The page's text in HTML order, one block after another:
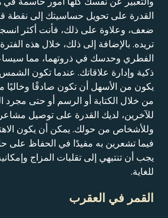
القدرة على تحويل حساسيتك إلى نقطة
ضعف، وعلاوة على ذلك، فأنت أكثر
تريده. بالإضافة إلى ذلك، خلال هذه
الفطري وحدسك في ذروتهما، مما
ذكية وإدارة علاقاتك. عندما تكون
يكون من الأسهل أن تكون صادقًا وخاليًا
من خلال الكتابة أو الرسم أو حتى مجرد
للآخرين، لديك القدرة على توصيل
وللأشخاص من حولك. يمكن أن يكون
فيما تشعرين به مفيدًا في الحفاظ على
يجب أن تنتبهي إلى تقلبات المزاج
للغاية.
القمر في العقرب